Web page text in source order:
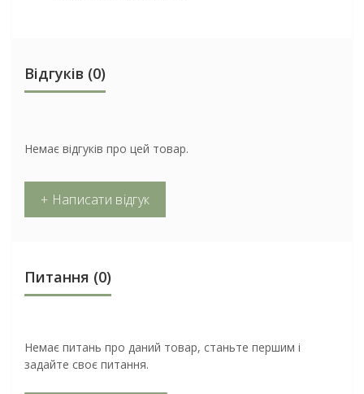
Відгуків (0)
Немає відгуків про цей товар.
+ Написати відгук
Питання (0)
Немає питань про даний товар, станьте першим і
задайте своє питання.